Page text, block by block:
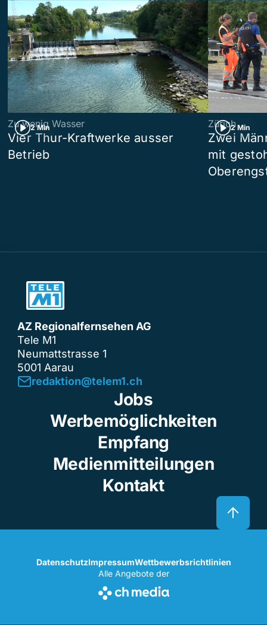
2 Min
Zu wenig Wasser
Vier Thur-Kraftwerke ausser
Betrieb
2 Min
Zürich
Zwei
mit
AZ Regionalfernsehen AG
Tele M1
Neumattstrasse 1
5001 Aarau
redaktion@telem1.ch
Jobs
Werbemöglichkeiten
Empfang
Medienmitteilungen
Kontakt
DatenschutzImpressumWettbewerbsrichtlinien
Alle Angebote der